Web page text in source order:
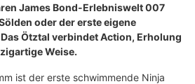
James Bond-Erlebniswelt 007
oder der erste eigene
Ötztal verbindet Action, Erholung
Weise.
ist der erste schwimmende Ninja